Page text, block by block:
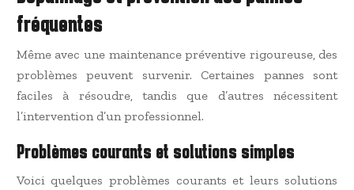
fréquentes
Même avec une maintenance préventive rigoureuse, des
problèmes peuvent survenir. Certaines pannes sont
faciles à résoudre, tandis que d’autres nécessitent
l’intervention d’un professionnel.
Problèmes courants et solutions simples
Voici quelques problèmes courants et leurs solutions